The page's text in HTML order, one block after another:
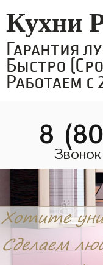
Кухни
Гарантия
Быстро
Работаем с
8